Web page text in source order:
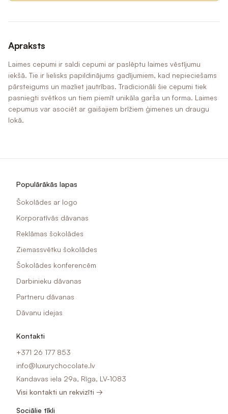
Apraksts
Laimes cepumi ir saldi cepumi ar paslēptu laimes vēstījumu
iekšā. Tie ir lielisks papildinājums gadījumiem, kad nepieciešams
pārsteigums un mazliet jautrības. Tradicionāli šie cepumi tiek
pasniegti svētkos un tiem piemīt unikāla garša un forma. Laimes
cepumus var asociēt ar gaišajiem brīžiem ģimenes un draugu
lokā.
Populārākās lapas
Šokolādes ar logo
Korporatīvās dāvanas
Reklāmas šokolādes
Ziemassvētku šokolādes
Šokolādes konferencēm
Darbinieku dāvanas
Partneru dāvanas
Dāvanu idejas
Kontakti
+371 26 177 853
info@luxurychocolate.lv
Kandavas iela 29a, Rīga, LV-1083
Visi kontakti un rekvizīti →
Sociālie tīkli